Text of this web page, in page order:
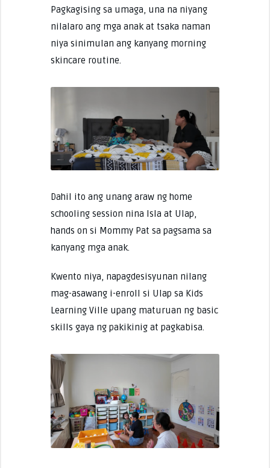
Pagkagising sa umaga, una na niyang
nilalaro ang mga anak at tsaka naman
niya sinimulan ang kanyang morning
skincare routine.
Dahil ito ang unang araw ng home
schooling session nina Isla at Ulap,
hands on si Mommy Pat sa pagsama sa
kanyang mga anak.
Kwento niya, napagdesisyunan nilang
mag-asawang i-enroll si Ulap sa Kids
Learning Ville upang maturuan ng basic
skills gaya ng pakikinig at pagkabisa.